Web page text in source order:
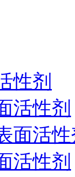
性剂
活性剂
面活
活性剂